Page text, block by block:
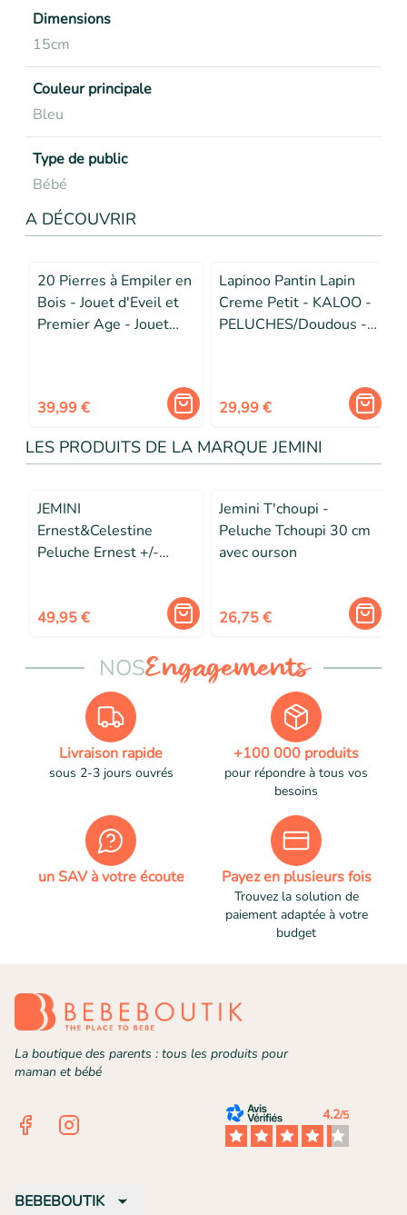
Dimensions
15cm
Couleur principale
Bleu
Type de public
Bébé
A DÉCOUVRIR
20 Pierres à Empiler en
Bois - Jouet d'Eveil et
Premier Age - Jouet
39,99 €
Lapinoo Pantin Lapin
Creme Petit - KALOO -
PELUCHES/Doudous -
29,99 €
LES PRODUITS DE LA MARQUE JEMINI
JEMINI
Ernest&Celestine
Peluche Ernest +/-
49,95 €
Jemini T'choupi -
Peluche Tchoupi 30 cm
avec ourson
26,75 €
NOSEngagements
Livraison rapide
sous 2-3 jours ouvrés
+100 000 produits
pour répondre à tous vos
besoins
un SAV à votre écoute Payez en plusieurs fois
Trouvez la solution de
paiement adaptée à votre
budget
La boutique des parents : tous les produits pour
maman et bébé
FacebookInstagram 4.2/5
BEBEBOUTIK